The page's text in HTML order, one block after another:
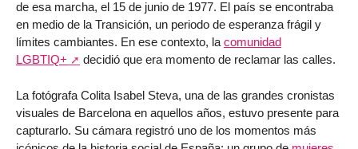
de esa marcha, el 15 de junio de 1977. El país se encontraba
en medio de la Transición, un periodo de esperanza frágil y
límites cambiantes. En ese contexto, la comunidad
LGBTIQ+
decidió que era momento de reclamar las calles.
La fotógrafa Colita Isabel Steva, una de las grandes cronistas
visuales de Barcelona en aquellos años, estuvo presente para
capturarlo. Su cámara registró uno de los momentos más